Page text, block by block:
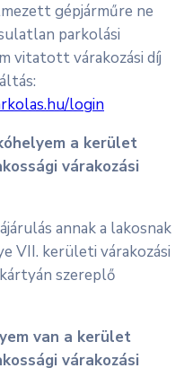
gépjárműre ne
parkolási
vitatott várakozási díj
login
a kerület
várakozási
annak a lakosnak
VII. kerületi várakozási
szereplő
van a kerület
várakozási